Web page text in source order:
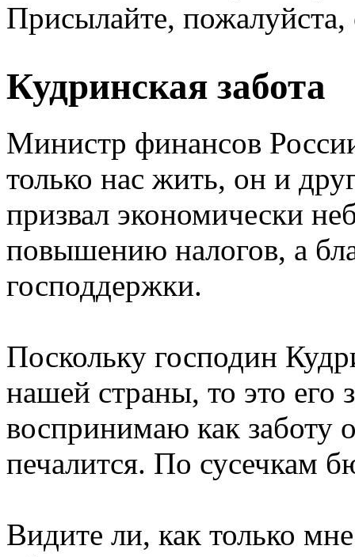
Присылайте,
Кудринская забота
Министр финансов
только нас жить, он и
призвал экономически
повышению налогов, а
господдержки.
Поскольку господин
нашей страны, то это его
воспринимаю как заботу
печалится. По сусечкам
Видите ли, как только